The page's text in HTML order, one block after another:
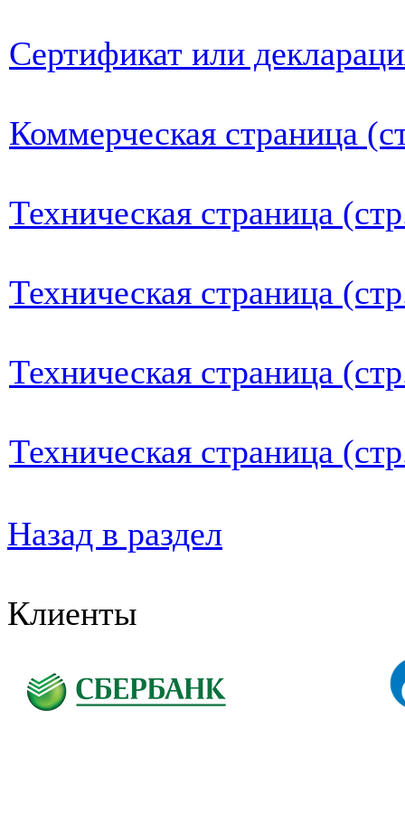
Сертификат или
Коммерческая страница
Техническая страница
Техническая страница
Техническая страница
Техническая страница
Назад в раздел
Клиенты